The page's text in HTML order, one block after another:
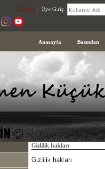
Üye Ol Üye Girişi
Anasayfa Basından
Gizlilik hakları
Gizlilik hakları